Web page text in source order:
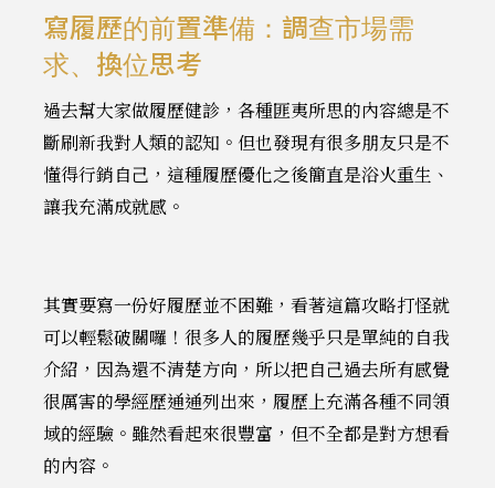
寫履歷的前置準備：調查市場需
求、換位思考
過去幫大家做履歷健診，各種匪夷所思的內容總是不
斷刷新我對人類的認知。但也發現有很多朋友只是不
懂得行銷自己，這種履歷優化之後簡直是浴火重生、
讓我充滿成就感。
其實要寫一份好履歷並不困難，看著這篇攻略打怪就
可以輕鬆破關囉！很多人的履歷幾乎只是單純的自我
介紹，因為還不清楚方向，所以把自己過去所有感覺
很厲害的學經歷通通列出來，履歷上充滿各種不同領
域的經驗。雖然看起來很豐富，但不全都是對方想看
的內容。